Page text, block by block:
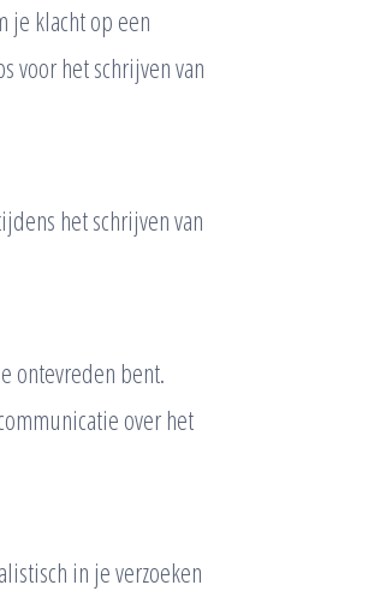
je klacht op een
voor het schrijven van
het schrijven van
ontevreden bent.
over het
in je verzoeken